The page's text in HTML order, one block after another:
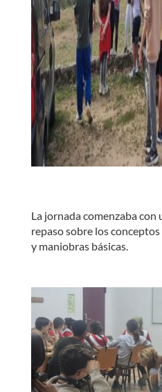
La jornada comenzaba
repaso sobre los
y maniobras básicas.